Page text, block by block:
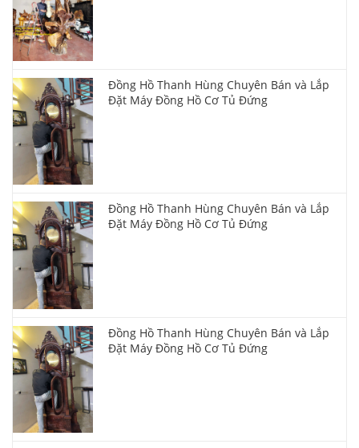
Đồng Hồ Thanh Hùng Chuyên Bán và Lắp
Đặt Máy Đồng Hồ Cơ Tủ Đứng
Đồng Hồ Thanh Hùng Chuyên Bán và Lắp
Đặt Máy Đồng Hồ Cơ Tủ Đứng
Đồng Hồ Thanh Hùng Chuyên Bán và Lắp
Đặt Máy Đồng Hồ Cơ Tủ Đứng